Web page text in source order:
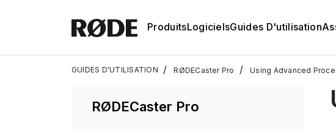
ProduitsLogicielsGuides D'utilisation
GUIDES D'UTILISATION / RØDECaster Pro / Using Advanced
RØDECaster Pro